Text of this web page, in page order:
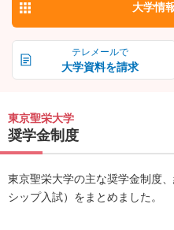
テレメールで
大学資料を請求
大学情
東京聖栄大学
奨学金制度
東京聖栄大学の主な奨学金制度
シップ入試）をまとめました。